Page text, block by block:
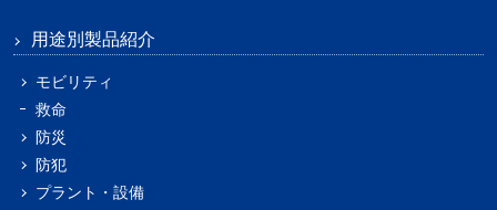
用途別製品紹介
モビリティ
救命
防災
防犯
プラント・設備